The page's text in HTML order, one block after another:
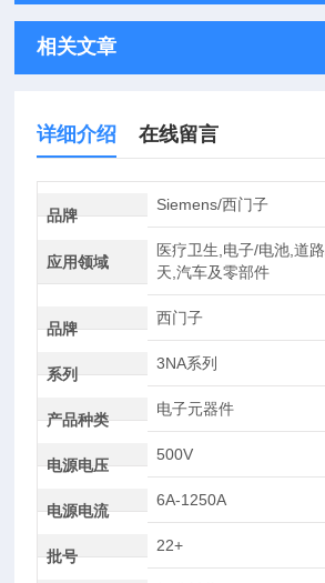
相关文章
详细介绍 在线留言
品牌
Siemens/西门子
应用领域
医疗卫生,电子/电池,道
天,汽车及零部件
品牌
西门子
系列
3NA系列
产品种类
电子元器件
电源电压
500V
电源电流
6A-1250A
批号
22+